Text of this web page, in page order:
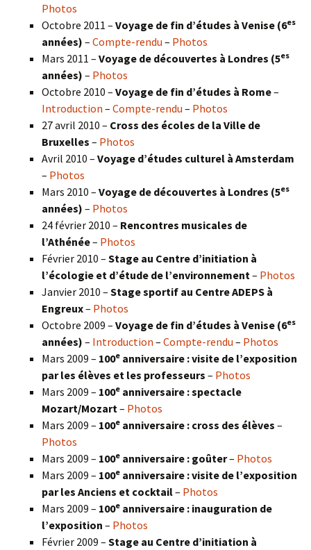
Photos
Octobre 2011 – Voyage de fin d’études à Venise (6es
années) – Compte-rendu – Photos
Mars 2011 – Voyage de découvertes à Londres (5es
années) – Photos
Octobre 2010 – Voyage de fin d’études à Rome–
Introduction – Compte-rendu – Photos
27 avril 2010 – Cross des écoles de la Ville de
Bruxelles – Photos
Avril 2010 – Voyage d’études culturel à Amsterdam
– Photos
Mars 2010 – Voyage de découvertes à Londres (5es
années) – Photos
24 février 2010 – Rencontres musicales de
l’Athénée– Photos
Février 2010 – Stage au Centre d’initiation à
l’écologie et d’étude de l’environnement – Photos
Janvier 2010 – Stage sportif au Centre ADEPS à
Engreux– Photos
Octobre 2009 – Voyage de fin d’études à Venise (6es
années) – Introduction – Compte-rendu – Photos
Mars 2009 – 100e anniversaire : visite de l’exposition
par les élèves et les professeurs – Photos
Mars 2009 – 100e anniversaire : spectacle
Mozart/Mozart – Photos
Mars 2009 – 100e anniversaire : cross des élèves –
Photos
Mars 2009 – 100e anniversaire : goûter– Photos
Mars 2009 – 100e anniversaire : visite de l’exposition
par les Anciens et cocktail– Photos
Mars 2009 – 100e anniversaire : inauguration de
l’exposition – Photos
Février 2009 – Stage au Centre d’initiation à